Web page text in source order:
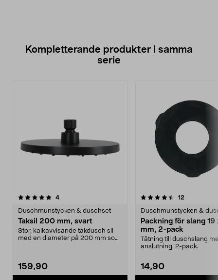
Kompletterande produkter i samma
serie
4recensioner
Duschmunstycken & duschset
Taksil 200 mm, svart
Stor, kalkavvisande takdusch sil
med en diameter på 200 mm som
159,90
4.5av 5 stjärnor 12
Duschmunstycken &
Packning för slang 19
mm, 2-pack
Tätning till duschslang
anslutning. 2-pack.
14,90
5.0av 5 stjärnor